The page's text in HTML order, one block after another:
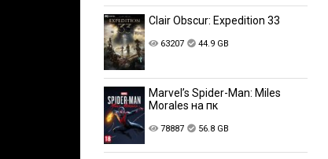
Clair Obscur: Expedition 33
63207 44.9 GB
Marvel’s Spider-Man: Miles
Morales на пк
78887 56.8 GB